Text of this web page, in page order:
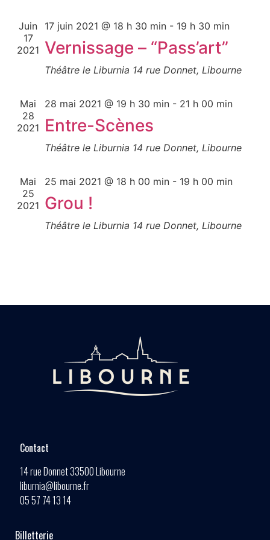
Juin
17
2021
17 juin 2021 @ 18 h 30 min- 19 h 30 min
Vernissage – “Pass’art”
Théâtre le Liburnia 14 rue Donnet, Libourne
Mai
28
2021
28 mai 2021 @ 19 h 30 min- 21 h 00 min
Entre-Scènes
Théâtre le Liburnia 14 rue Donnet, Libourne
Mai
25
2021
25 mai 2021 @ 18 h 00 min- 19 h 00 min
Grou !
Théâtre le Liburnia 14 rue Donnet, Libourne
Contact
14 rue Donnet 33500 Libourne
liburnia@libourne.fr
05 57 74 13 14
Billetterie